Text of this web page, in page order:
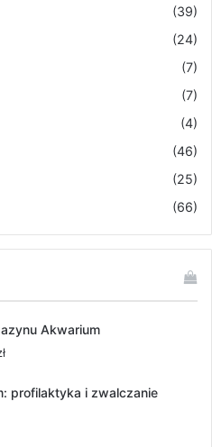
(39)
(24)
(7)
(7)
(4)
(46)
(25)
(66)
Akwarium
Zakres
odprofilaktyka i zwalczanie